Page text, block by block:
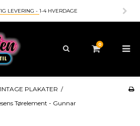
LEVERING - 1-4 HVERDAGE
0
PLAKATER /
Tørelement - Gunnar